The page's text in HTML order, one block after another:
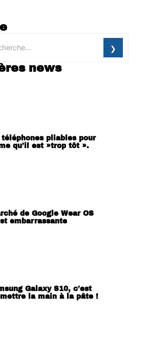
news
téléphones pliables pour
qu’il est »trop tôt ».
de Google Wear OS
embarrassante
Galaxy S10, c’est
mettre la main à la pâte !